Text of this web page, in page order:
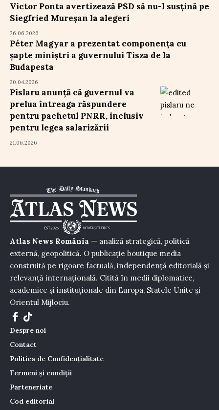
Victor Ponta avertizează PSD să nu-l susțină pe
Siegfried Mureșan la alegeri
26.06.2026
Péter Magyar a prezentat componența cu
șapte miniștri a guvernului Tisza de la
Budapesta
20.04.2026
Pîslaru anunță că guvernul va
prelua întreaga răspundere
pentru pachetul PNRR, inclusiv
pentru legea salarizării
21.06.2026
Atlas News România — analiză strategică, politică
externă, geopolitică. O publicație boutique media
construită pe rigoare factuală, independență editorială și
relevanță internațională. Citită în medii diplomatice,
academice și instituționale din Europa, Statele Unite și
Orientul Mijlociu.
Despre noi
Contact
Politica de Confidențialitate
Termeni și condiții
Parteneriate
Cod editorial